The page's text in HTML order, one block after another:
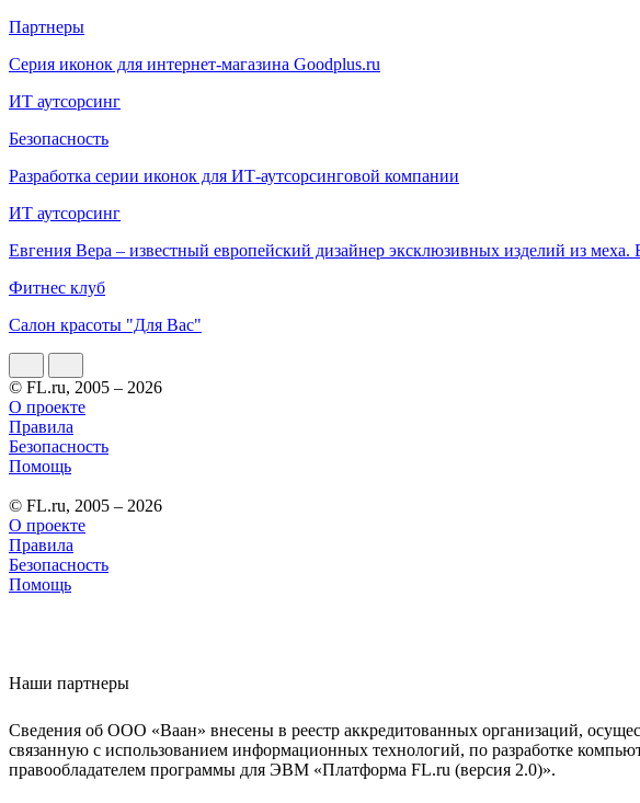
Партнеры
Серия иконок для интернет-магазина Goodplus.ru
ИТ аутсорсинг
Безопасность
Разработка серии иконок для ИТ-аутсорсинговой компании
ИТ аутсорсинг
Евгения Вера – известный европейский дизайнер эксклюзивных изделий из меха.
Фитнес клуб
Салон красоты "Для Вас"
© FL.ru, 2005 – 2026
О проекте
Правила
Безопасность
Помощь
© FL.ru, 2005 – 2026
О проекте
Правила
Безопасность
Помощь
Наши партнеры
Сведения об ООО «Ваан» внесены в реестр аккредитованных организаций,
связанную с использованием информационных технологий, по разработке
правообладателем программы для ЭВМ «Платформа FL.ru (версия 2.0)».